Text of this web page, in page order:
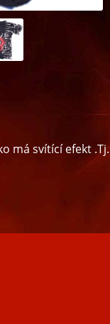
má svítící efekt .Tj.